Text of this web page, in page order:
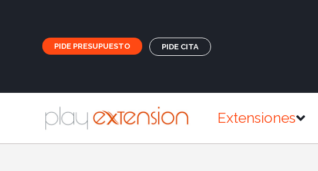
PIDE PRESUPUESTO PIDE CITA
Extensiones